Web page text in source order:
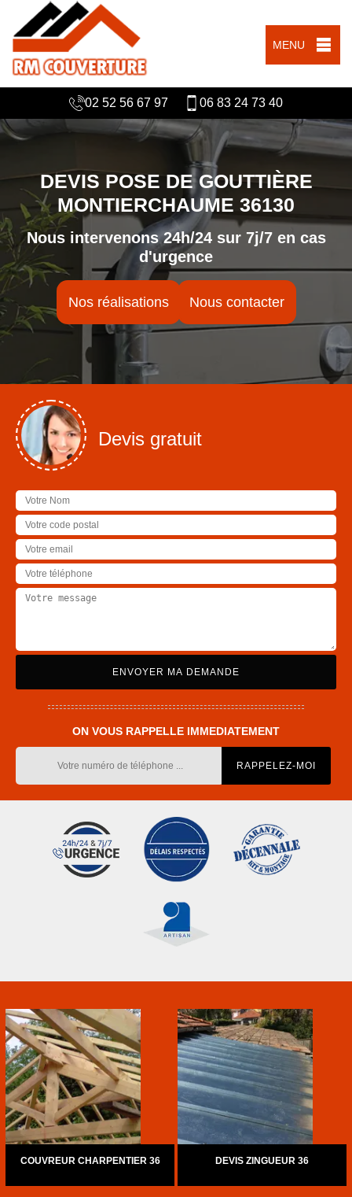
MENU
02 52 56 67 97 06 83 24 73 40
DEVIS POSE DE GOUTTIÈRE
MONTIERCHAUME 36130
Nous intervenons 24h/24 sur 7j/7 en cas
d'urgence
Nos réalisations Nous contacter
Devis gratuit
ON VOUS RAPPELLE IMMEDIATEMENT
COUVREUR CHARPENTIER 36 DEVIS ZINGUEUR 36